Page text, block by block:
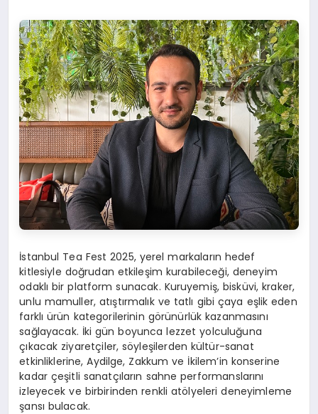
İstanbul Tea Fest 2025, yerel markaların hedef
kitlesiyle doğrudan etkileşim kurabileceği, deneyim
odaklı bir platform sunacak. Kuruyemiş, bisküvi, kraker,
unlu mamuller, atıştırmalık ve tatlı gibi çaya eşlik eden
farklı ürün kategorilerinin görünürlük kazanmasını
sağlayacak. İki gün boyunca lezzet yolculuğuna
çıkacak ziyaretçiler, söyleşilerden kültür-sanat
etkinliklerine, Aydilge, Zakkum ve İkilem’in konserine
kadar çeşitli sanatçıların sahne performanslarını
izleyecek ve birbirinden renkli atölyeleri deneyimleme
şansı bulacak.